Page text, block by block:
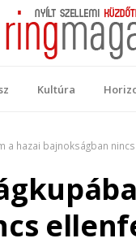
Kultúra
a hazai bajnokságban